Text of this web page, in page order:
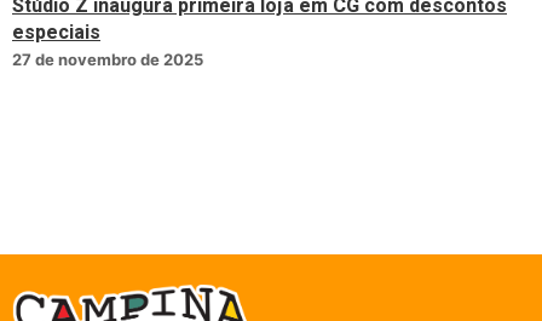
especiais
27 de novembro de 2025